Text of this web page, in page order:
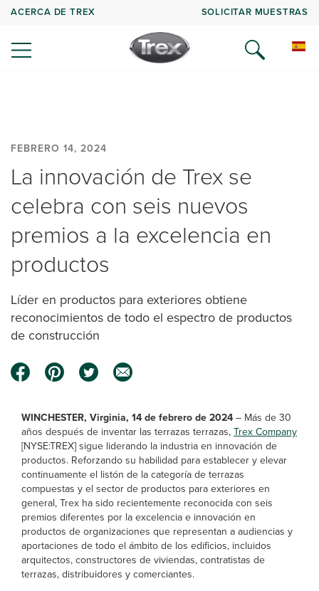
ACERCA DE TREX SOLICITAR MUESTRAS
FEBRERO 14, 2024
La innovación de Trex se
celebra con seis nuevos
premios a la excelencia en
productos
Líder en productos para exteriores obtiene
reconocimientos de todo el espectro de productos
de construcción
WINCHESTER, Virginia, 14 de febrero de 2024– Más de 30
años después de inventar las terrazas terrazas,Trex Company
[NYSE:TREX] sigue liderando la industria en innovación de
productos. Reforzando su habilidad para establecer y elevar
continuamente el listón de la categoría de terrazas
compuestas y el sector de productos para exteriores en
general, Trex ha sido recientemente reconocida con seis
premios diferentes por la excelencia e innovación en
productos de organizaciones que representan a audiencias y
aportaciones de todo el ámbito de los edificios, incluidos
arquitectos, constructores de viviendas, contratistas de
terrazas, distribuidores y comerciantes.